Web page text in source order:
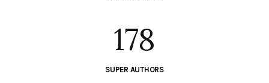
178
SUPER AUTHORS